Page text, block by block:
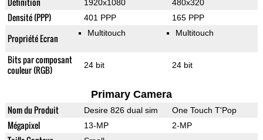
1920x1080 480x320
Densité (PPP) 401 PPP 165 PPP
Propriété Ecran Multitouch Multitouch
Bits par composant
couleur (RGB)
24 bit 24 bit
Primary Camera
Nom du Produit Desire 826 dual sim One Touch T'Pop
Mégapixel 13-MP 2-MP